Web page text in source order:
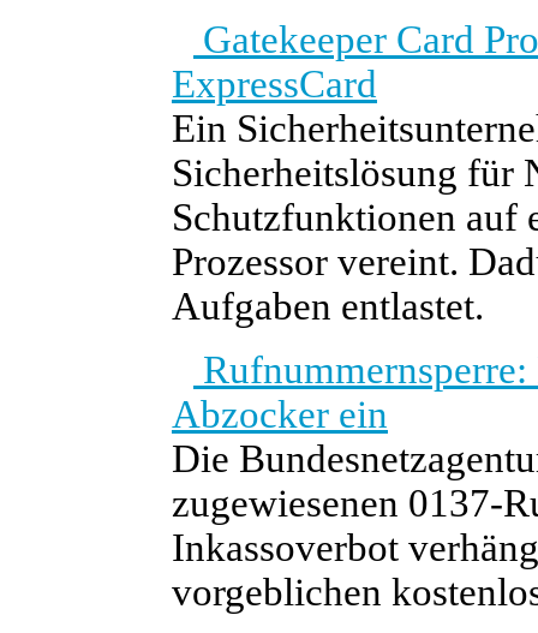
Gatekeeper Card
ExpressCard
Ein
Sicherheitslösung für
Schutzfunktionen auf
Prozessor vereint.
Aufgaben entlastet.
Abzocker ein
Die
zugewiesenen 0137-
Inkassoverbot
vorgeblichen